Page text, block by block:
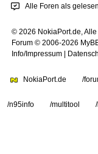
Alle Foren als
© 2026 NokiaPort.de, Alle
Forum © 2006-2026
Info/Impressum
NokiaPort.de /
/n95info /multitool